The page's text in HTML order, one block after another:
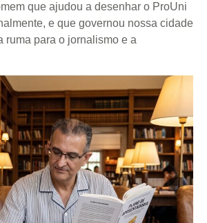
que ajudou a desenhar o ProUni
e que governou nossa cidade
ruma para o jornalismo e a